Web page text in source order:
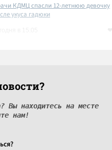
КДМЦ спасли 12-летнюю девочку
укуса гадюки
Вы находитесь на месте
нам!